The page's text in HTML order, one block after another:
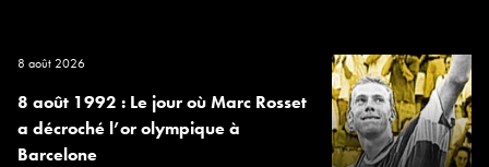
8 août 2026
8 août 1992 : Le jour où Marc Rosset
a décroché l’or olympique à
Barcelone